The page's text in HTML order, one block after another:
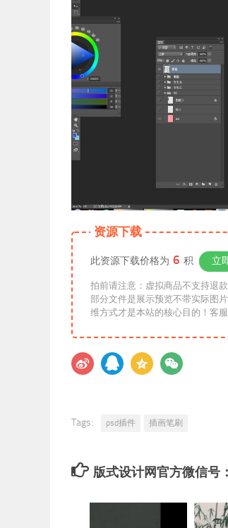
资源下载
此资源下载价格为 6 积 立
拍前请注意：虚拟商品不支持退
部分文件是展示预览不带实际图
Tags: psd插件 插画笔刷
版式设计网官方微信号